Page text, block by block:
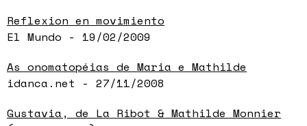
Reflexion en movimiento
El Mundo - 19/02/2009
As onomatopéias de Maria e Mathilde
idanca.net - 27/11/2008
Gustavia, de La Ribot & Mathilde Monnier